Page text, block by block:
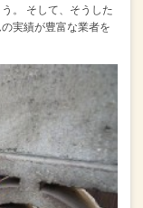
。
そして、そうした
実績が豊富な業者を